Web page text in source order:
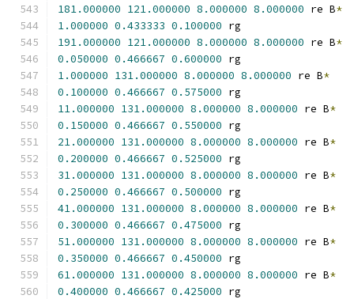
181.000000 121.000000 8.000000 8.000000 re B*
1.000000 0.433333 0.100000 rg
191.000000 121.000000 8.000000 8.000000 re B*
0.050000 0.466667 0.600000 rg
1.000000 131.000000 8.000000 8.000000 re B*
0.100000 0.466667 0.575000 rg
11.000000 131.000000 8.000000 8.000000 re B*
0.150000 0.466667 0.550000 rg
21.000000 131.000000 8.000000 8.000000 re B*
0.200000 0.466667 0.525000 rg
31.000000 131.000000 8.000000 8.000000 re B*
0.250000 0.466667 0.500000 rg
41.000000 131.000000 8.000000 8.000000 re B*
0.300000 0.466667 0.475000 rg
51.000000 131.000000 8.000000 8.000000 re B*
0.350000 0.466667 0.450000 rg
61.000000 131.000000 8.000000 8.000000 re B*
0.400000 0.466667 0.425000 rg